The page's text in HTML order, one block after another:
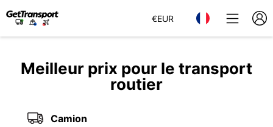
€EUR
Meilleur prix pour le transport
routier
Camion